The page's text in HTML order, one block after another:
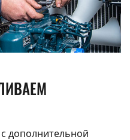
дополнительной